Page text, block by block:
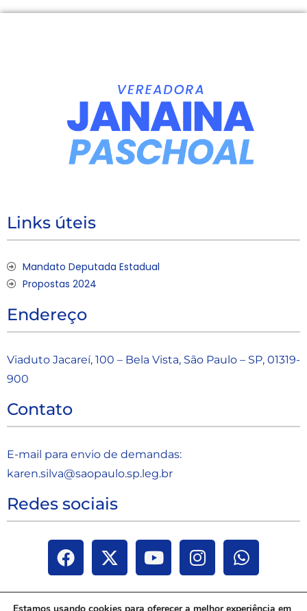
Links úteis
Mandato Deputada Estadual
Propostas 2024
Endereço
Viaduto Jacareí, 100 – Bela Vista, São Paulo – SP, 01319-
900
Contato
E-mail para envio de demandas:
karen.silva@saopaulo.sp.leg.br
Redes sociais